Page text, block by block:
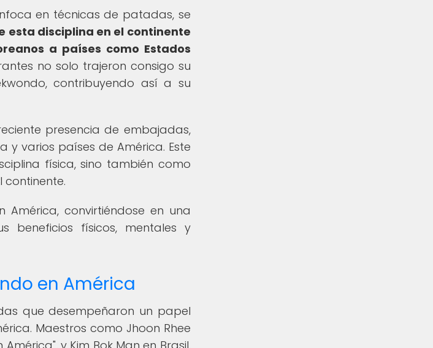
en técnicas de patadas, se
esta disciplina en el continente
a países como Estados
no solo trajeron consigo su
contribuyendo así a su
presencia de embajadas,
varios países de América. Este
física, sino también como
convirtiéndose en una
beneficios físicos, mentales y
en América
que desempeñaron un papel
Maestros como Jhoon Rhee